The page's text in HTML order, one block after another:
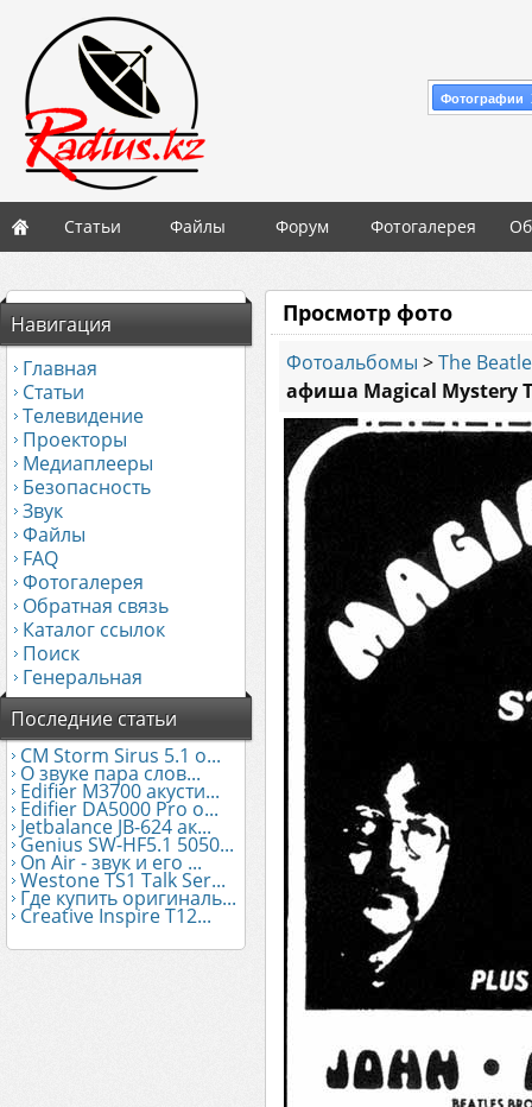
Фотографии
Статьи Файлы Форум Фотогалерея
Навигация
Главная
Статьи
Телевидение
Проекторы
Медиаплееры
Безопасность
Звук
Файлы
FAQ
Фотогалерея
Обратная связь
Каталог ссылок
Поиск
Генеральная
Последние статьи
CM Storm Sirus 5.1 о...
О звуке пара слов...
Edifier М3700 акусти...
Edifier DA5000 Pro о...
Jetbalance JB-624 ак...
Genius SW-HF5.1 5050...
On Air - звук и его ...
Westone TS1 Talk Ser...
Где купить оригиналь...
Creative Inspire T12...
Просмотр фото
Фотоальбомы >The
афиша Magical Mystery